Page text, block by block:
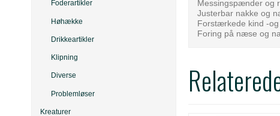
Foderartikler
Høhække
Drikkeartikler
Klipning
Diverse
Problemløser
Kreaturer
Messingspænder og
Justerbar nakke og
Forstærkede kind -
Foring på næse og